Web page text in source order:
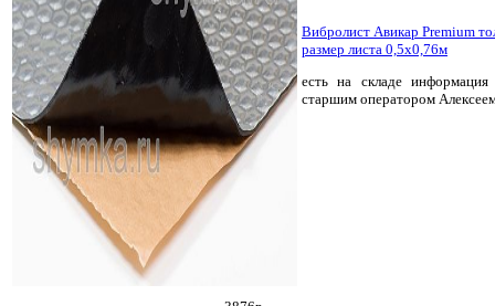
Вибролист Авикар Premium
размер листа 0,5х0,76м
есть на складе информация
старшим оператором